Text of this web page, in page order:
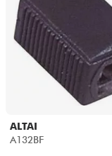
ALTAI
A132BF